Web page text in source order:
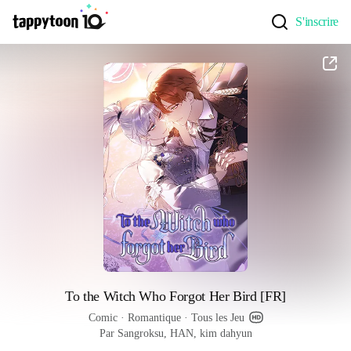
S'inscrire
To the Witch Who Forgot Her Bird [FR]
Comic · Romantique · Tous les Jeu
Par Sangroksu, HAN, kim dahyun